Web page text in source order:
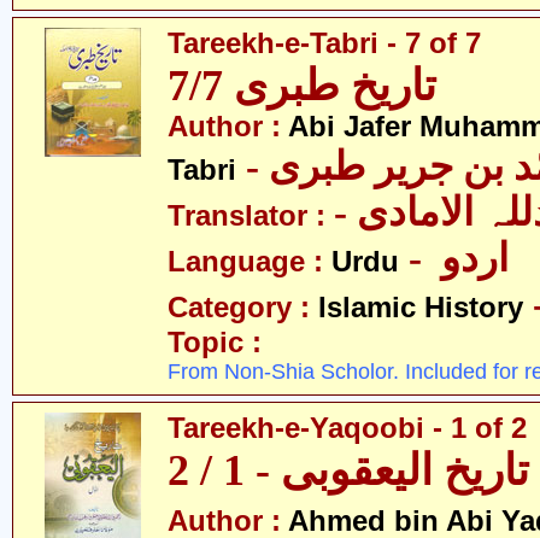
Tareekh-e-Tabri - 7 of 7
تاریخ طبری 7/7
Author : Abi Jafer
Tabri
بن جریر طبری
Translator : الامادی
Language : Urdu
Category : Islamic History
Topic :
From Non-Shia Scholor. Included for
Tareekh-e-Yaqoobi - 1 of 2
تاریخ الیعقوبی - 1 / 2
Author : Ahmed bin Abi